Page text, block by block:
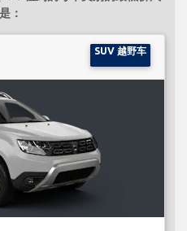
：
SUV 越野车